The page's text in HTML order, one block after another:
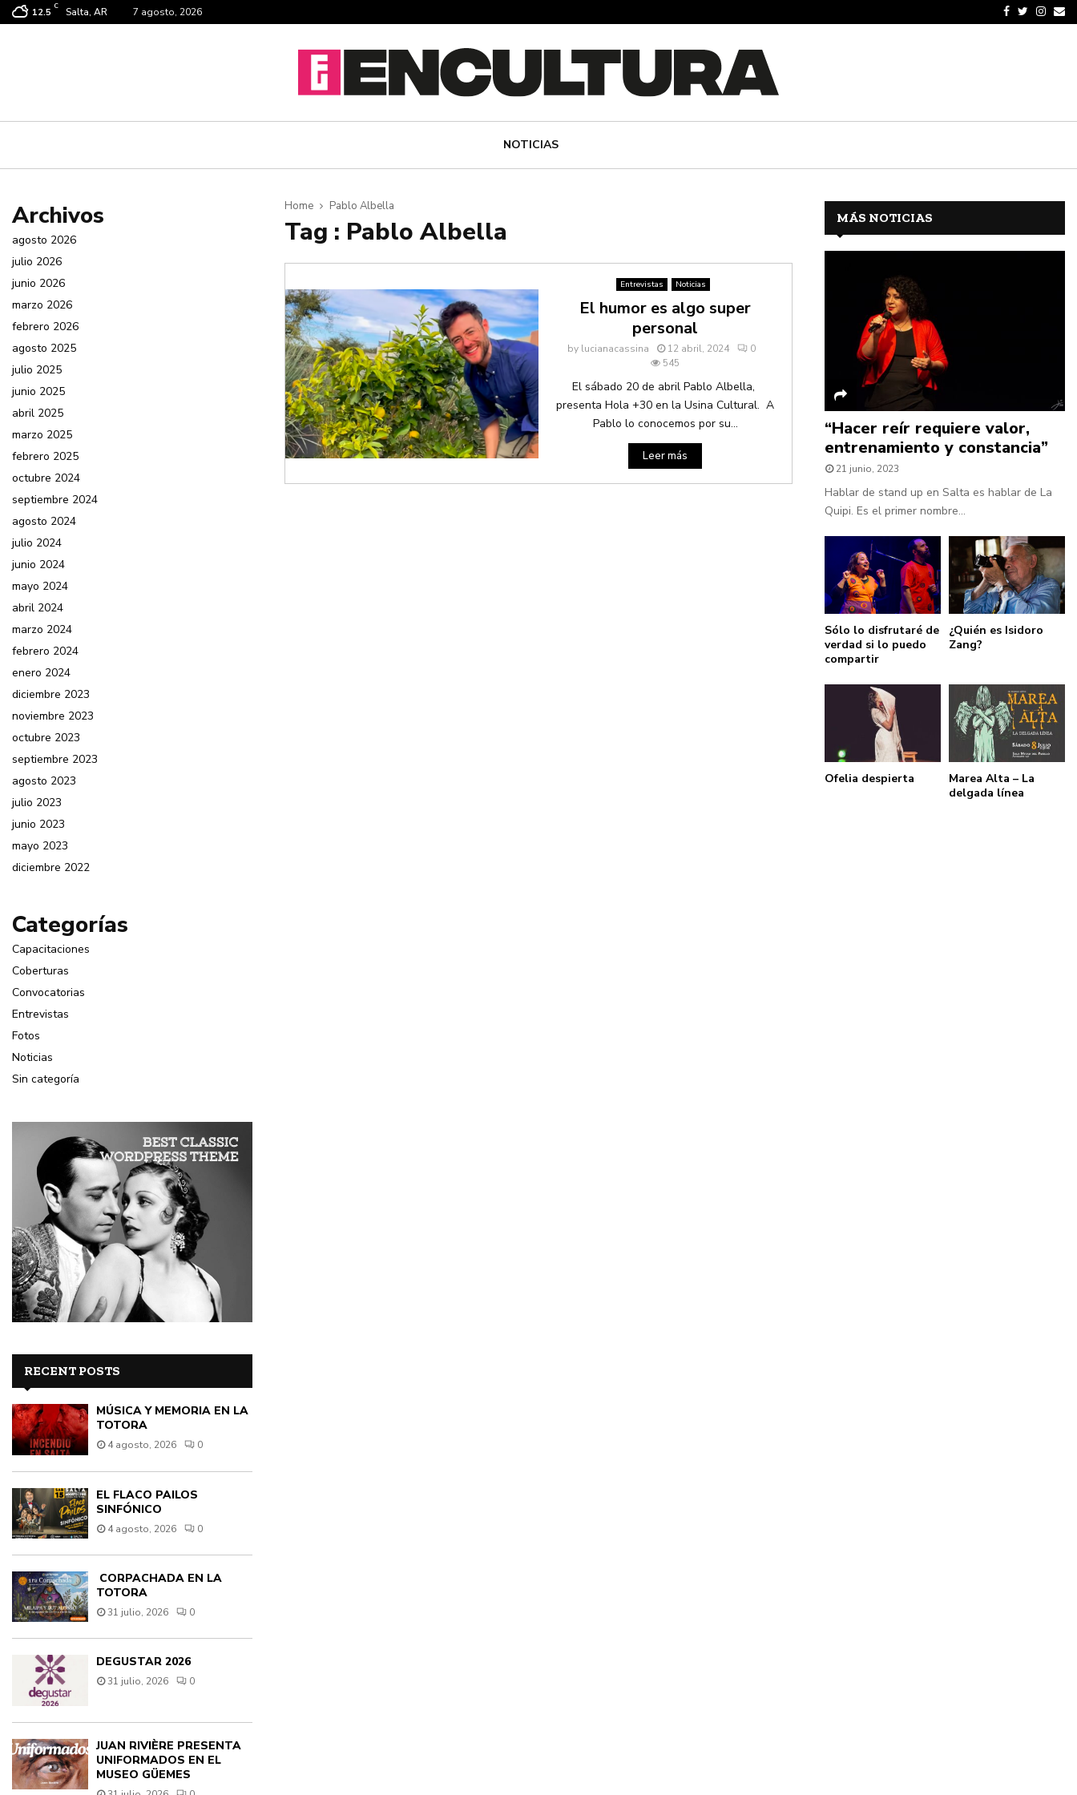
12.5
C Salta, AR 7 agosto, 2026
NOTICIAS
Home Pablo Albella
Tag : Pablo Albella
Entrevistas Noticias
El humor es algo super
personal
by lucianacassina 12 abril, 2024
0
545
El sábado 20 de abril Pablo Albella,
presenta Hola +30 en la Usina Cultural. A
Pablo lo conocemos por su...
Leer más
Archivos
agosto 2026
julio 2026
junio 2026
marzo 2026
febrero 2026
agosto 2025
julio 2025
junio 2025
abril 2025
marzo 2025
febrero 2025
octubre 2024
septiembre 2024
agosto 2024
julio 2024
junio 2024
mayo 2024
abril 2024
marzo 2024
febrero 2024
enero 2024
diciembre 2023
noviembre 2023
octubre 2023
septiembre 2023
agosto 2023
julio 2023
junio 2023
mayo 2023
diciembre 2022
Categorías
Capacitaciones
Coberturas
Convocatorias
Entrevistas
Fotos
Noticias
Sin categoría
RECENT POSTS
MÚSICA Y MEMORIA EN LA
TOTORA
4 agosto, 2026 0
EL FLACO PAILOS
SINFÓNICO
4 agosto, 2026 0
CORPACHADA EN LA
TOTORA
31 julio, 2026 0
DEGUSTAR 2026
31 julio, 2026 0
JUAN RIVIÈRE PRESENTA
UNIFORMADOS EN EL
MUSEO GÜEMES
MÁS NOTICIAS
“Hacer reír requiere valor,
entrenamiento y constancia”
21 junio, 2023
Hablar de stand up en Salta es hablar de La
Quipi. Es el primer nombre...
Sólo lo disfrutaré de
verdad si lo puedo
compartir
¿Quién es Isidoro
Zang?
Ofelia despierta
Marea Alta – La
delgada línea